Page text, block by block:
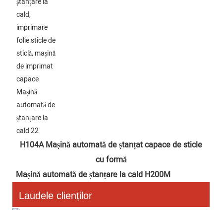
H104A Mașină automată de ștanțat capace de sticle
cu formă
Mașină automată de ștanțare la cald H200M
Laudele clienților